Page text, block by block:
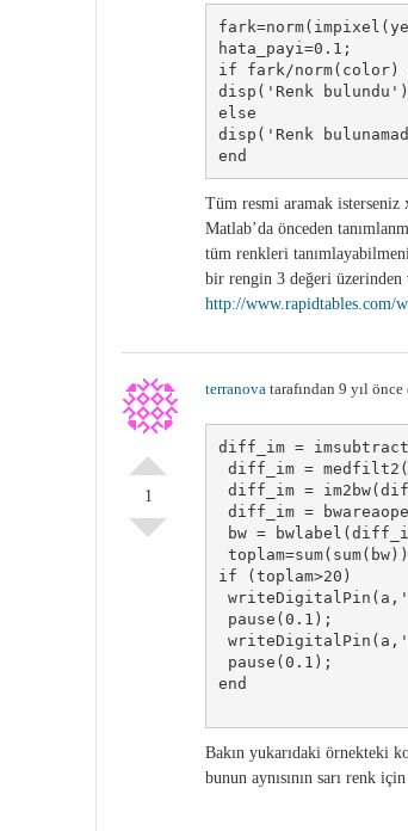
hata_payi=0.1;
if fark/norm(color)
disp('Renk
else
disp('Renk
end
Tüm resmi aramak
Matlab’da önceden
tüm renkleri
bir rengin 3 değeri üzerinden
http://www.rapidtables.com/
1
terranova tarafından 9 yıl önce
diff_im =
diff_im =
diff_im =
diff_im =
bw =
if (toplam>20)
pause(0.1);
pause(0.1);
end
Bakın yukarıdaki örnekteki
bunun aynısının sarı renk